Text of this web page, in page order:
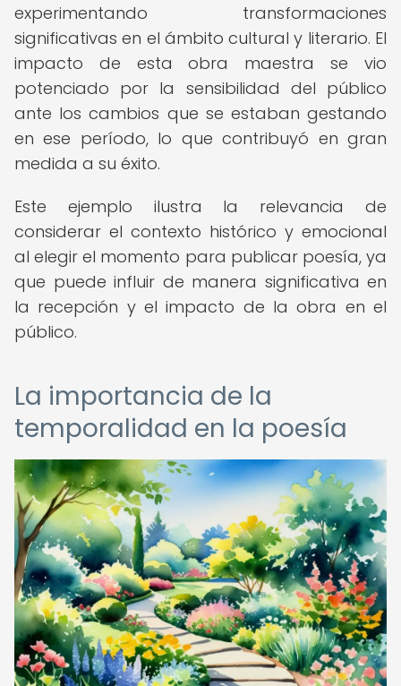
experimentando transformaciones
significativas en el ámbito cultural y literario. El
impacto de esta obra maestra se vio
potenciado por la sensibilidad del público
ante los cambios que se estaban gestando
en ese período, lo que contribuyó en gran
medida a su éxito.
Este ejemplo ilustra la relevancia de
considerar el contexto histórico y emocional
al elegir el momento para publicar poesía, ya
que puede influir de manera significativa en
la recepción y el impacto de la obra en el
público.
La importancia de la
temporalidad en la poesía